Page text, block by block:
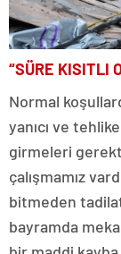
“SÜRE KISITLI
Normal
yanıcı ve
girmeleri
çalışmamız
bitmeden
bayramda